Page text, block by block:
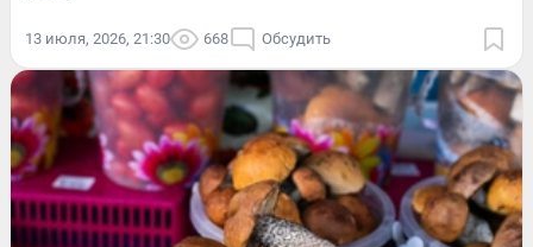
13 июля, 2026, 21:30 668 Обсудить